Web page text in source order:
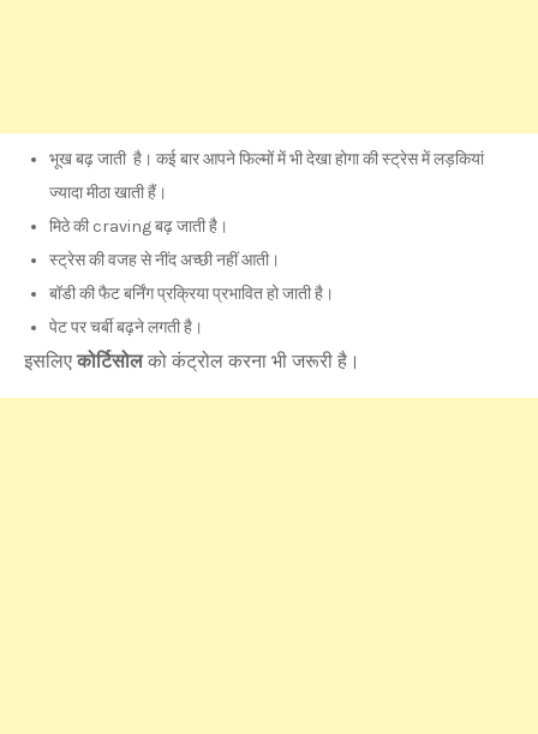
भूख बढ़ जाती है। कई बार आपने फिल्मों में भी देखा होगा की स्ट्रेस में लड़कियां
ज्यादा मीठा खाती हैं।
मिठे की craving बढ़ जाती है।
स्ट्रेस की वजह से नींद अच्छी नहीं आती।
बॉडी की फैट बर्निंग प्रक्रिया प्रभावित हो जाती है।
पेट पर चर्बी बढ़ने लगती है।
इसलिएकोर्टिसोलको कंट्रोल करना भी जरूरी है।